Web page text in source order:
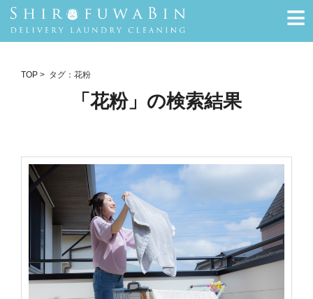
≡
TOP > タグ：花粉
「花粉」の検索結果